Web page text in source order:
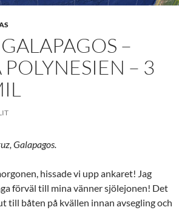
–
– 3
Galapagos.
hissade vi upp ankaret! Jag
förväl till mina vänner sjölejonen! Det
till båten på kvällen innan avsegling och